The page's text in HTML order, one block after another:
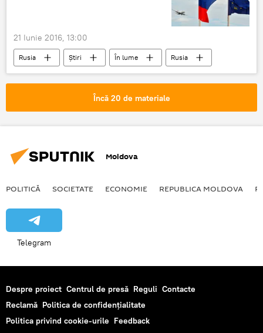
21 Iunie 2016, 13:00
Rusia Știri În lume
Rusia
UE
FMI
Destrămarea UE
Încă 20 de materiale
Moldova
POLITICĂ SOCIETATE ECONOMIE REPUBLICA MOLDOVA
Telegram
Despre proiect Centrul de presă Reguli Contacte
Reclamă Politica de confidențialitate
Politica privind cookie-urile Feedback